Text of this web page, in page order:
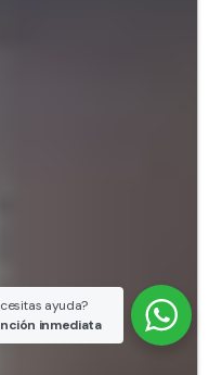
ayuda?
inmediata